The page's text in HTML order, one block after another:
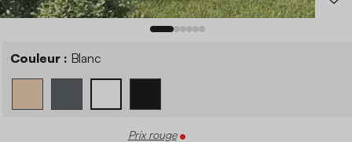
Couleur : Blanc
Prix rouge